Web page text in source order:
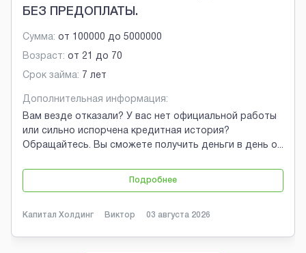
БЕЗ ПРЕДОПЛАТЫ.
Сумма: от 100000 до 5000000
Возраст: от 21 до 70
Срок займа: 7 лет
Дополнительная информация:
Вам везде отказали? У вас нет официальной работы
или сильно испорчена кредитная история?
Обращайтесь. Вы сможете получить деньги в день о...
Подробнее
Капитал Холдинг Виктор 03 августа 2026